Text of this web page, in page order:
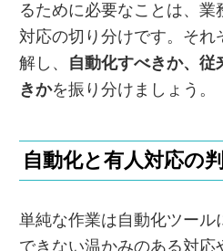
るために必要なことは、業
対応の切り分けです。それ
解し、 自動化すべきか、
きかを振り分けましょう。
自動化と有人対応の
単純な作業は自動化ツール
できない温かみのある対応